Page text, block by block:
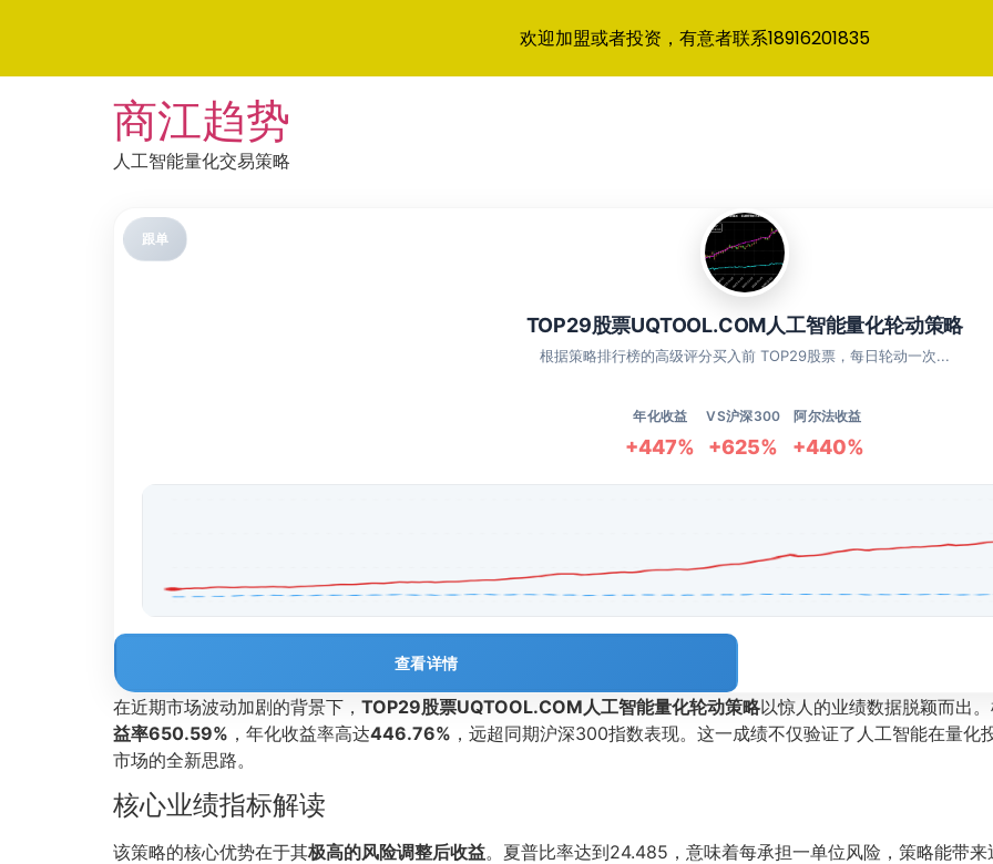
商江趋势
人工智能量化交易策略
跟单
TOP29股票UQTOOL.COM人工智能量化轮动策略
根据策略排行榜的高级评分买入前 TOP29股票，每日轮动一次...
年化收益
+447%
VS沪深300
+625%
阿尔法收益
+440%
查看详情
在近期市场波动加剧的背景下， TOP29股票UQTOOL.COM人工智能量化轮动策略以惊人的业绩数据脱颖而出
益率650.59% ，年化收益率高达446.76% ，远超同期沪深300指数表现。这一成绩不仅验证了人工智能在量
市场的全新思路。
核心业绩指标解读
该策略的核心优势在于其极高的风险调整后收益。夏普比率达到24.485，意味着每承担一单位风险，策略能带
欢迎加盟或者投资，有意者联系18916201835